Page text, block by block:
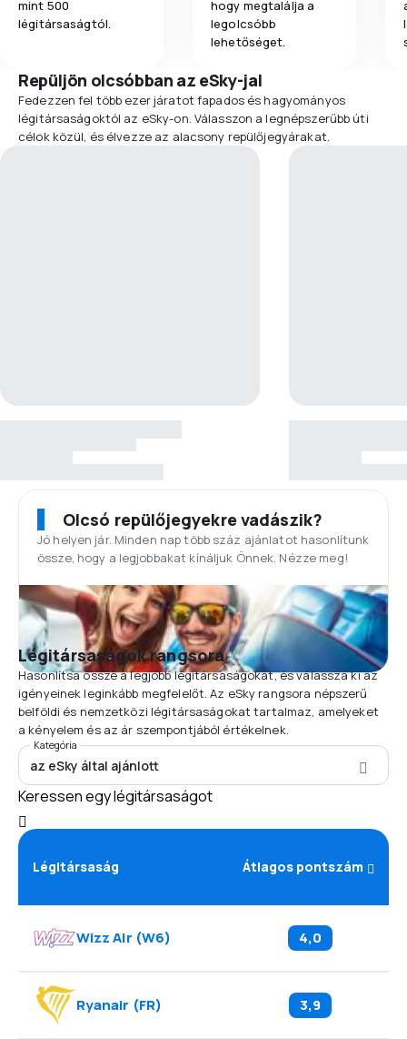
mint 500
légitársaságtól.
hogy megtalálja a
legolcsóbb
lehetőséget.
Repüljön olcsóbban az eSky-jal
Fedezzen fel több ezer járatot fapados és hagyományos
légitársaságoktól az eSky-on. Válasszon a legnépszerűbb úti
célok közül, és élvezze az alacsony repülőjegyárakat.
Olcsó repülőjegyekre vadászik?
Jó helyen jár. Minden nap több száz ajánlatot hasonlítunk
össze, hogy a legjobbakat kínáljuk Önnek. Nézze meg!
Légitársaságok rangsora
Hasonlítsa össze a legjobb légitársaságokat, és válassza ki az
igényeinek leginkább megfelelőt. Az eSky rangsora népszerű
belföldi és nemzetközi légitársaságokat tartalmaz, amelyeket
a kényelem és az ár szempontjából értékelnek.
Kategória
az eSky által ajánlott
Keressen egy légitársaságot
Légitársaság Átlagos pontszám
Wizz Air (W6) 4,0
Ryanair (FR) 3,9